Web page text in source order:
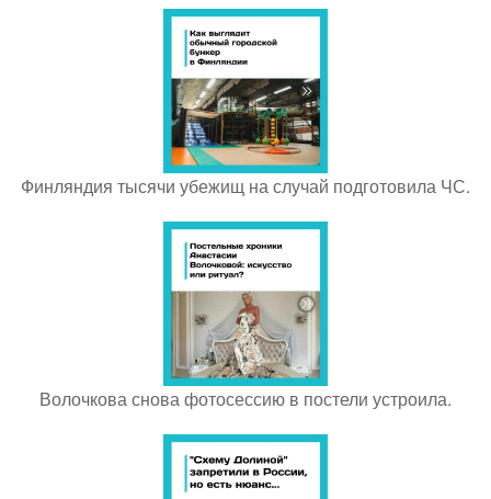
Финляндия тысячи убежищ на случай подготовила ЧС.
Волочкова снова фотосессию в постели устроила.